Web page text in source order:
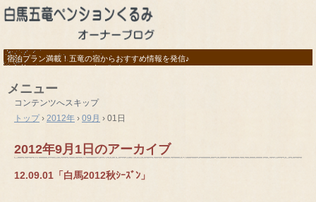
宿泊プラン満載！五竜の宿からおすすめ情報を発信♪
メニュー
コンテンツへスキップ
トップ › 2012年 › 09月 › 01日
2012年9月1日 のアーカイブ
12.09.01「白馬2012秋ｼｰｽﾞﾝ」